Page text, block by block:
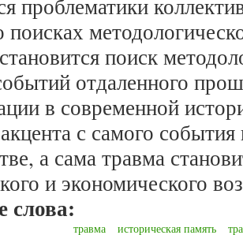
проблематики
поиск
отдаленного
в современной
с самого
а сама травма
и экономического
слова:
травма историческая память